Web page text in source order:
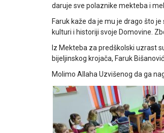
daruje sve polaznike mekteba i
Faruk kaže da je mu je drago što
kulturi i historiji svoje Domovine.
Iz Mekteba za predškolski uzrast
bijeljinskog krojača, Faruk
Molimo Allaha Uzvišenog da ga